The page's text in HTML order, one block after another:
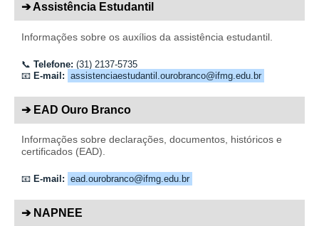
➔ Assistência Estudantil
Informações sobre os auxílios da assistência estudantil.
📞 Telefone: (31) 2137-5735
📧 E-mail: assistenciaestudantil.ourobranco@ifmg.edu.br
➔ EAD Ouro Branco
Informações sobre declarações, documentos, históricos e
certificados (EAD).
📧 E-mail: ead.ourobranco@ifmg.edu.br
➔ NAPNEE